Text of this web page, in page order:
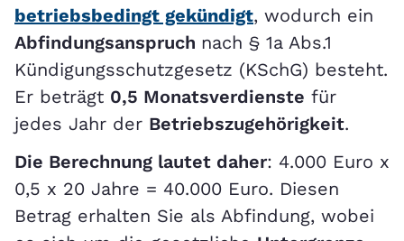
betriebsbedingt gekündigt, wodurch ein
Abfindungsanspruch nach § 1a Abs.1
Kündigungsschutzgesetz (KSchG) besteht.
Er beträgt 0,5 Monatsverdienste für
jedes Jahr der Betriebszugehörigkeit.
Die Berechnung lautet daher: 4.000 Euro x
0,5 x 20 Jahre = 40.000 Euro. Diesen
Betrag erhalten Sie als Abfindung, wobei